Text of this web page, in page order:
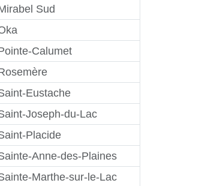
Sud
Calumet
Eustache
Joseph-du-Lac
Placide
Anne-des-Plaines
Marthe-sur-le-Lac